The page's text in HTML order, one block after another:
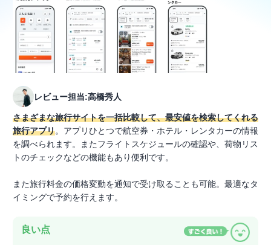
レビュー担当:高橋秀人
さまざまな旅行サイトを一括比較して、最安値を検索してくれる
旅行アプリ。アプリひとつで航空券・ホテル・レンタカーの情報
を調べられます。またフライトスケジュールの確認や、荷物リス
トのチェックなどの機能もあり便利です。
また旅行料金の価格変動を通知で受け取ることも可能。最適なタ
イミングで予約を行えます。
良い点